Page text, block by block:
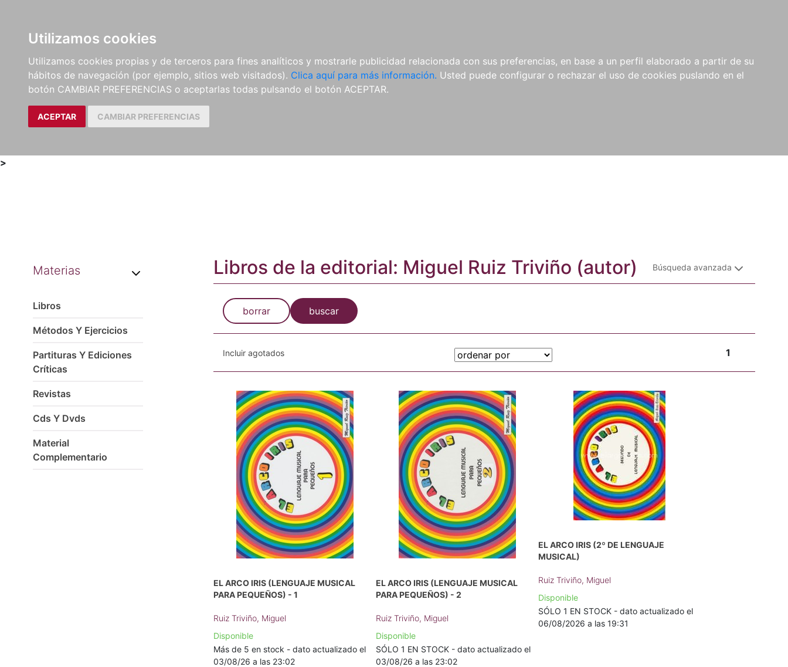
Utilizamos cookies
Utilizamos cookies propias y de terceros para fines analíticos y mostrarle publicidad relacionada con sus preferencias, en base a un perfil elaborado a partir de su
hábitos de navegación (por ejemplo, sitios web visitados). Clica aquí para más información. Usted puede configurar o rechazar el uso de cookies puslando en el
botón CAMBIAR PREFERENCIAS o aceptarlas todas pulsando el botón ACEPTAR.
ACEPTAR CAMBIAR PREFERENCIAS
LIBROS
MÉTODOS Y
EJERCICIOS
PARTITURAS Y EDICIONES
CRÍTICAS
REVISTAS
CDS Y
DVDS
MATERIAL
COMPLEMENTARIO
NOVEDADES NOTICIAS
COMPRAS
INSTITUCIONALES
>
Materias
Libros
Métodos Y Ejercicios
Partituras Y Ediciones
Críticas
Revistas
Cds Y Dvds
Material
Complementario
Libros de la editorial: Miguel Ruiz Triviño (autor) Búsqueda avanzada
borrar buscar
Incluir agotados 1
EL ARCO IRIS (LENGUAJE MUSICAL
PARA PEQUEÑOS) - 1
Ruiz Triviño, Miguel
Disponible
Más de 5 en stock - dato actualizado el
03/08/26 a las 23:02
EL ARCO IRIS (LENGUAJE MUSICAL
PARA PEQUEÑOS) - 2
Ruiz Triviño, Miguel
Disponible
SÓLO 1 EN STOCK - dato actualizado el
03/08/26 a las 23:02
EL ARCO IRIS (2º DE LENGUAJE
MUSICAL)
Ruiz Triviño, Miguel
Disponible
SÓLO 1 EN STOCK - dato actualizado el
06/08/2026 a las 19:31